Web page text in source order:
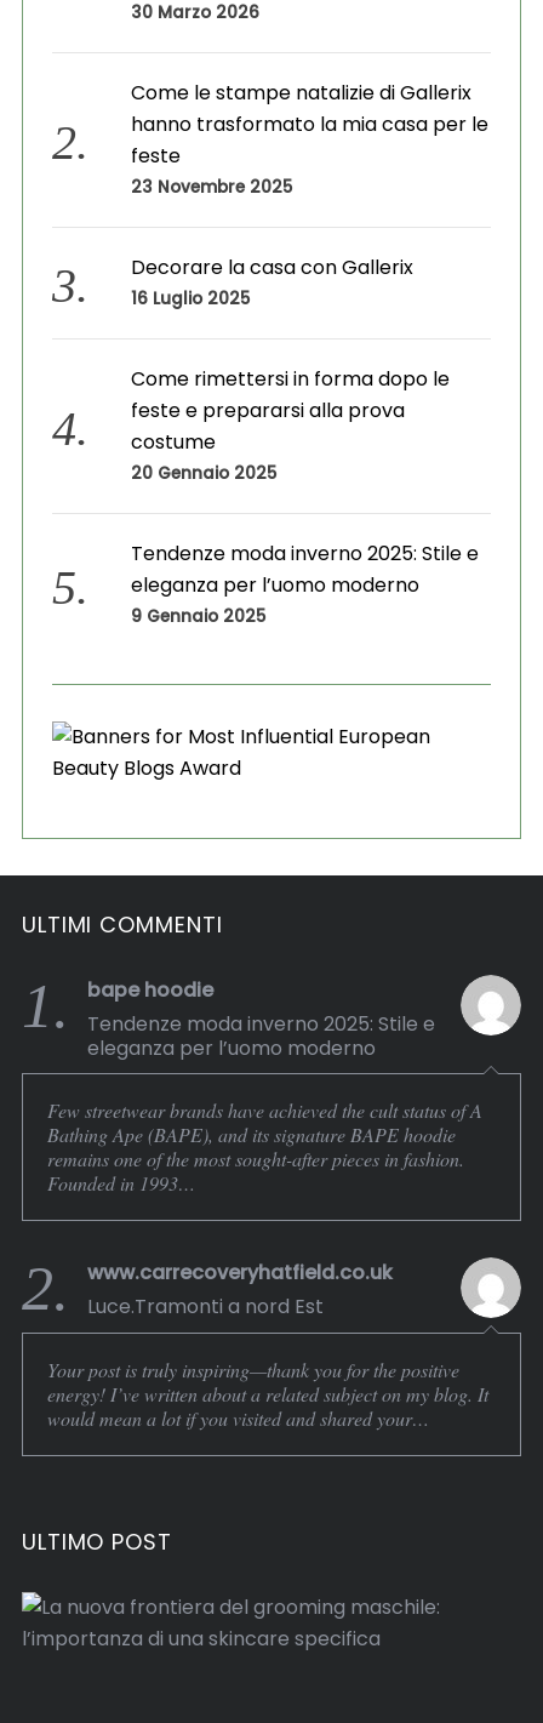
30 Marzo 2026
Come le stampe natalizie di Gallerix
hanno trasformato la mia casa per le
feste
23 Novembre 2025
Decorare la casa con Gallerix
16 Luglio 2025
Come rimettersi in forma dopo le
feste e prepararsi alla prova
costume
20 Gennaio 2025
Tendenze moda inverno 2025: Stile e
eleganza per l’uomo moderno
9 Gennaio 2025
ULTIMI COMMENTI
1.
bape hoodie
Tendenze moda inverno 2025: Stile e
eleganza per l’uomo moderno
Few streetwear brands have achieved the cult status of A
Bathing Ape (BAPE), and its signature BAPE hoodie
remains one of the most sought-after pieces in fashion.
Founded in 1993…
2.
www.carrecoveryhatfield.co.uk
Luce.Tramonti a nord Est
Your post is truly inspiring—thank you for the positive
energy! I’ve written about a related subject on my blog. It
would mean a lot if you visited and shared your…
ULTIMO POST